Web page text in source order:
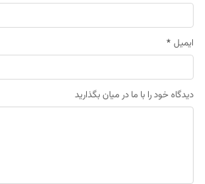
ایمیل *
دیدگاه خود را با ما در میان بگذارید